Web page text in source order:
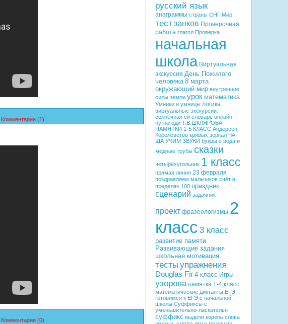
русский язык
анаграммы страны СНГ Мир
тестзанков Проверочная
работа глагол Проверка
начальная
школа Виртуальная
экскурсия День Пожилого
человека 8 марта
окружающий мир внутренние
силы земли урок математика
Умники и умницы логика
виртуальные экскурсии.
солнечная си словарь онлайн
ну-погоди Т.В.ШКЛЯРОВА
ПАМЯТКИ 1-5 КЛАСС Андерсен
Королевство кривых зеркал ЧА-
ЩА УЧИМ ЗВУКИ буквы е вода и
медные трубы сказки
четырёхугольник 1 класс
прямая линия 23 февраля
поздравляем мальчиков счёт в
пределах 100 праздник
сценарий задачник
проект фразеологизмы 2
класс 3 класс
развитие памяти
Развивающие задания
школьная мотивация
тесты упражнения
Douglas Fir 4 класс Игры
узорова памятка 1-4 класс
математические диктанты ЕГЭ
готовимся к ЕГЭ с начальной
школы Суффиксы с
уменьшительно-ласкательн
суффикс выдели корень слова
Комментарии (1)
Комментарии (0)